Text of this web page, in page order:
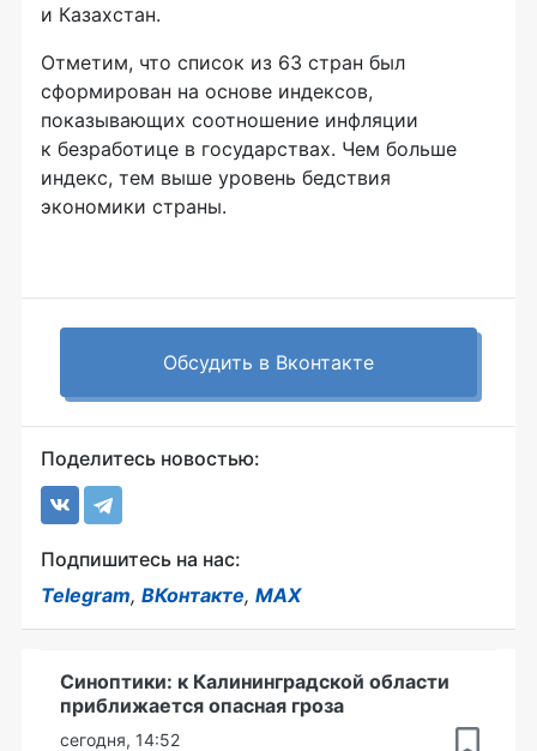
и Казахстан.
Отметим, что список из 63 стран был
сформирован на основе индексов,
показывающих соотношение инфляции
к безработице в государствах. Чем больше
индекс, тем выше уровень бедствия
экономики страны.
Обсудить в Вконтакте
Поделитесь новостью:
Подпишитесь на нас:
Telegram, ВКонтакте, MAX
Синоптики: к Калининградской области
приближается опасная гроза
сегодня, 14:52